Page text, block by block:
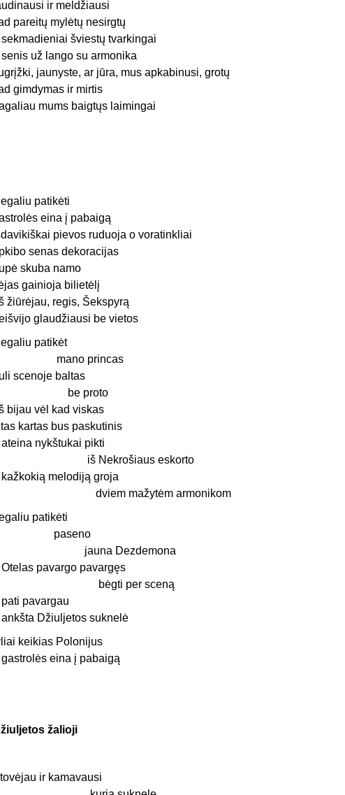
ir meldžiausi
pareitų mylėtų nesirgtų
šviestų tvarkingai
senis už lango su armonika
jaunyste, ar jūra, mus apkabinusi, grotų
gimdymas ir mirtis
mums baigtųs laimingai
patikėti
eina į pabaigą
pievos ruduoja o voratinkliai
senas dekoracijas
skuba namo
gainioja bilietėlį
žiūrėjau, regis, Šekspyrą
glaudžiausi be vietos
patikėt
princas
scenoje baltas
proto
bijau vėl kad viskas
kartas bus paskutinis
ateina nykštukai pikti
Nekrošiaus eskorto
kažkokią melodiją groja
mažytėm armonikom
patikėti
Dezdemona
Otelas pavargo pavargęs
per sceną
pati pavargau
ankšta Džiuljetos suknelė
keikias Polonijus
eina į pabaigą
žalioji
ir kamavausi